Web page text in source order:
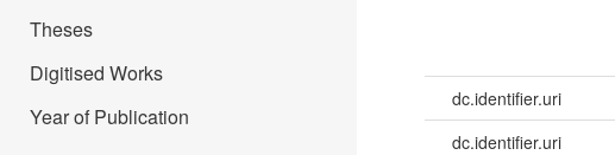
Theses
Digitised Works
Year of Publication
dc.identifier.uri
dc.identifier.uri